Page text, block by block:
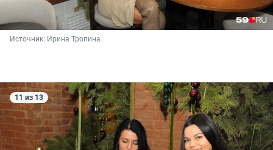
Источник: Ирина Тропина
11 из 13